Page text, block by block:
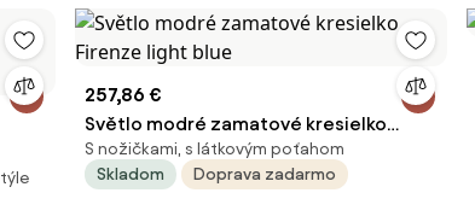
257,86 €
Světlo modré zamatové kresielko
Firenze light blue
S nožičkami, s látkovým poťahom
Skladom
Doprava zadarmo